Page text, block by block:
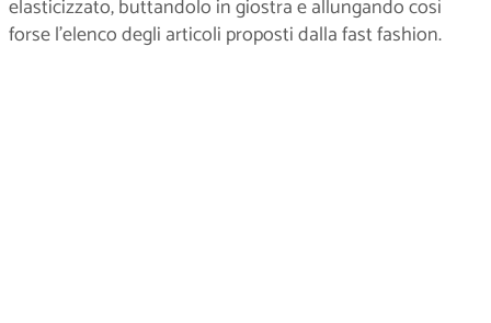
elasticizzato, buttandolo in giostra e allungando così
forse l’elenco degli articoli proposti dalla fast fashion.